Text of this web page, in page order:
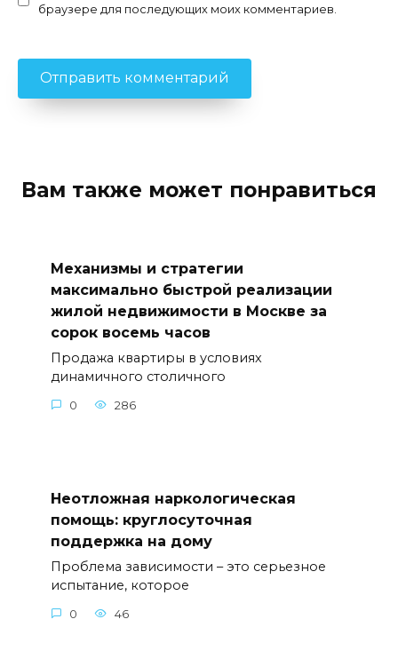
браузере для последующих моих комментариев.
Вам также может понравиться
Механизмы и стратегии
максимально быстрой реализации
жилой недвижимости в Москве за
сорок восемь часов
Продажа квартиры в условиях
динамичного столичного
0 286
Неотложная наркологическая
помощь: круглосуточная
поддержка на дому
Проблема зависимости – это серьезное
испытание, которое
0 46